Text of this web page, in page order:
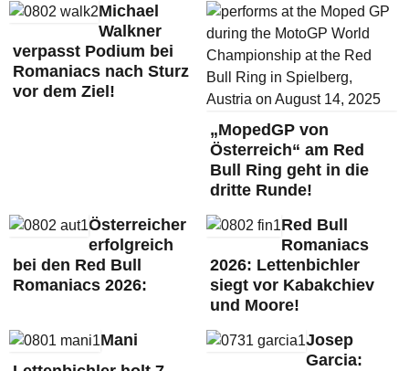
Michael
Walkner
verpasst Podium bei
Romaniacs nach Sturz
vor dem Ziel!
„MopedGP von
Österreich“ am Red
Bull Ring geht in die
dritte Runde!
Österreicher
erfolgreich
bei den Red Bull
Romaniacs 2026:
Red Bull
Romaniacs
2026: Lettenbichler
siegt vor Kabakchiev
und Moore!
Mani
Josep
Garcia: